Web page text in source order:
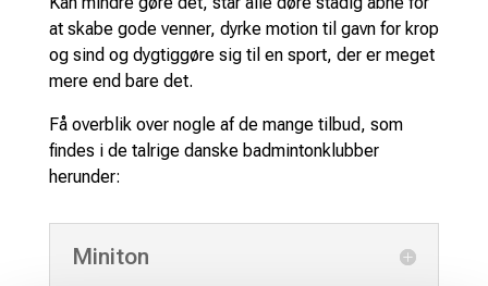
at skabe gode venner, dyrke motion til gavn for krop
og sind og dygtiggøre sig til en sport, der er meget
mere end bare det.
Få overblik over nogle af de mange tilbud, som
findes i de talrige danske badmintonklubber
herunder:
Miniton